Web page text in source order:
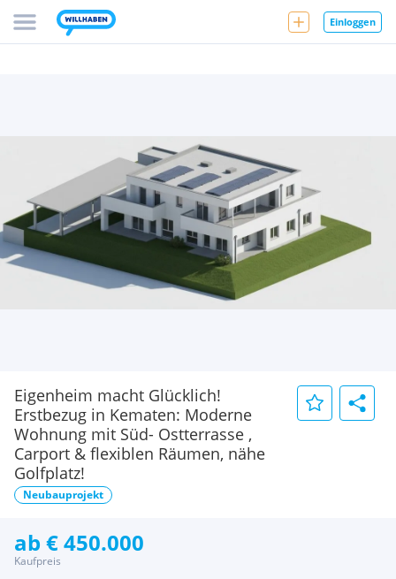
Einloggen
Eigenheim macht Glücklich!
Erstbezug in Kematen: Moderne
Wohnung mit Süd- Ostterrasse ,
Carport & flexiblen Räumen, nähe
Golfplatz!
Neubauprojekt
ab € 450.000
Kaufpreis